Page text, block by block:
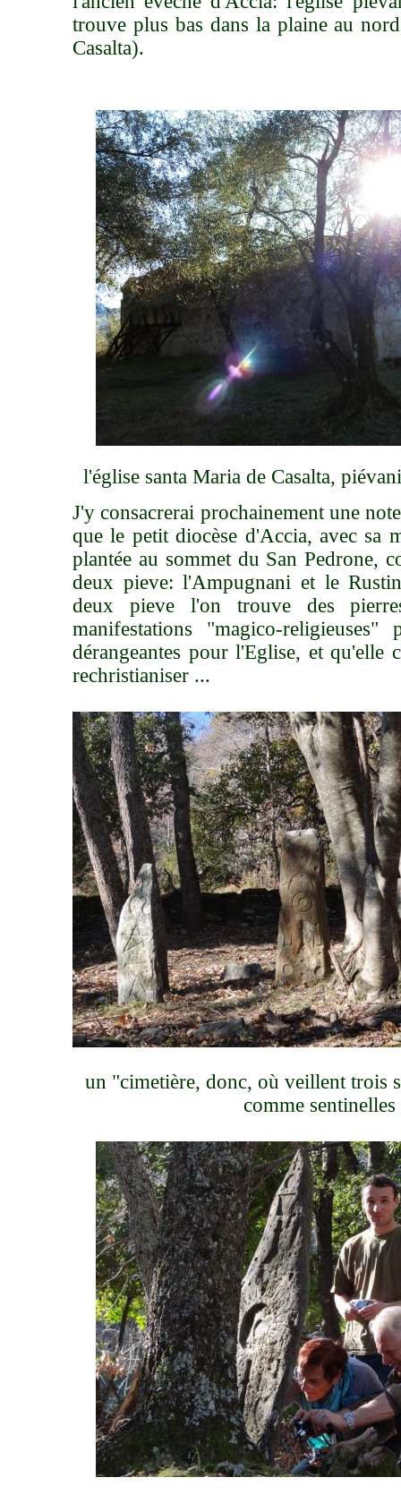
trouve plus bas dans la plaine au
Casalta).
l'église santa Maria de Casalta,
J'y consacrerai prochainement une
que le petit diocèse d'Accia, avec sa
plantée au sommet du San Pedrone,
deux pieve: l'Ampugnani et le
deux pieve l'on trouve des
manifestations "magico-religieuses"
dérangeantes pour l'Eglise, et qu'elle
rechristianiser ...
un "cimetière, donc, où veillent trois
comme sentinelles